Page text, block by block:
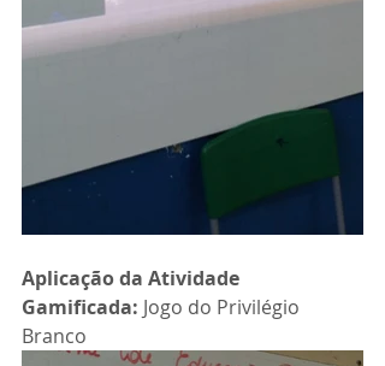
Aplicação da Atividade
Gamificada: Jogo do Privilégio
Branco